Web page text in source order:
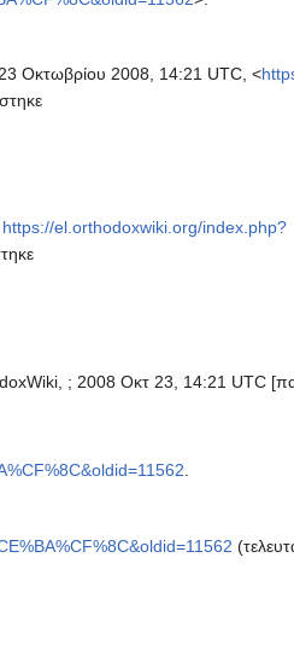
23 Οκτωβρίου 2008, 14:21 UTC, <
https://el.orthodoxwiki.org/index.php?
; 2008 Οκτ 23, 14:21 UTC